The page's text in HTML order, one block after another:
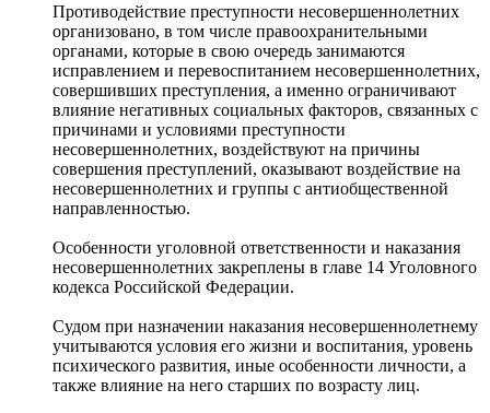
Противодействие преступности несовершеннолетних
организовано, в том числе правоохранительными
органами, которые в свою очередь занимаются
исправлением и перевоспитанием несовершеннолетних,
совершивших преступления, а именно ограничивают
влияние негативных социальных факторов, связанных с
причинами и условиями преступности
несовершеннолетних, воздействуют на причины
совершения преступлений, оказывают воздействие на
несовершеннолетних и группы с антиобщественной
направленностью.
Особенности уголовной ответственности и наказания
несовершеннолетних закреплены в главе 14 Уголовного
кодекса Российской Федерации.
Судом при назначении наказания несовершеннолетнему
учитываются условия его жизни и воспитания, уровень
психического развития, иные особенности личности, а
также влияние на него старших по возрасту лиц.